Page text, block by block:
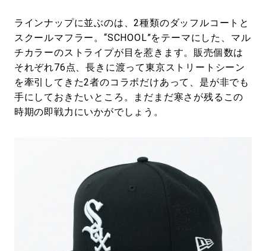
ラインナップに並ぶのは、2種類のダッフルコートと
スクールマフラー。“SCHOOL”をテーマにした、マル
チカラーのストライプが目を惹きます。販売個数は
それぞれ76点、長きに渡って東京ストリートシーン
を牽引してきた2者のコラボだけあって、是が非でも
手にしておきたいところ。まだまだ寒さが残るこの
時期の即戦力にいかがでしょう。